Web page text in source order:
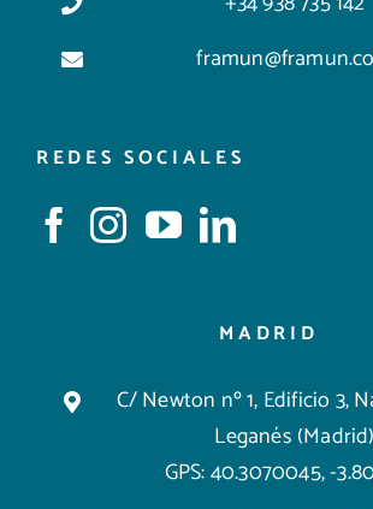
REDES SOCIALES
MADRID
C/ Newton nº 1, Edificio 3,
Leganés (Madrid)
GPS: 40.3070045, -